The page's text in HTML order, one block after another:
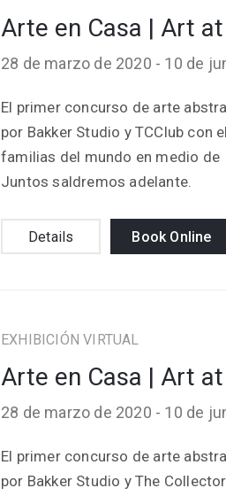
Arte en Casa | Art
28 de marzo de 2020 - 10 de
El primer concurso de arte
por Bakker Studio y TCClub con
familias del mundo en medio
Juntos saldremos adelante.
Details Book Online
EXHIBICIÓN VIRTUAL
Arte en Casa | Art
28 de marzo de 2020 - 10 de
El primer concurso de arte
por Bakker Studio y The